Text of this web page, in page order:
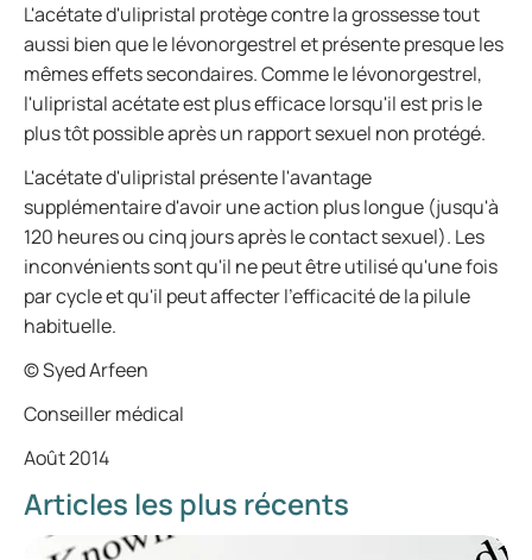
L'acétate d'ulipristal protège contre la grossesse tout
aussi bien que le lévonorgestrel et présente presque les
mêmes effets secondaires. Comme le lévonorgestrel,
l'ulipristal acétate est plus efficace lorsqu'il est pris le
plus tôt possible après un rapport sexuel non protégé.
L'acétate d'ulipristal présente l'avantage
supplémentaire d'avoir une action plus longue (jusqu'à
120 heures ou cinq jours après le contact sexuel). Les
inconvénients sont qu'il ne peut être utilisé qu'une fois
par cycle et qu'il peut affecter l'efficacité de la pilule
habituelle.
© Syed Arfeen
Conseiller médical
Août 2014
Articles les plus récents